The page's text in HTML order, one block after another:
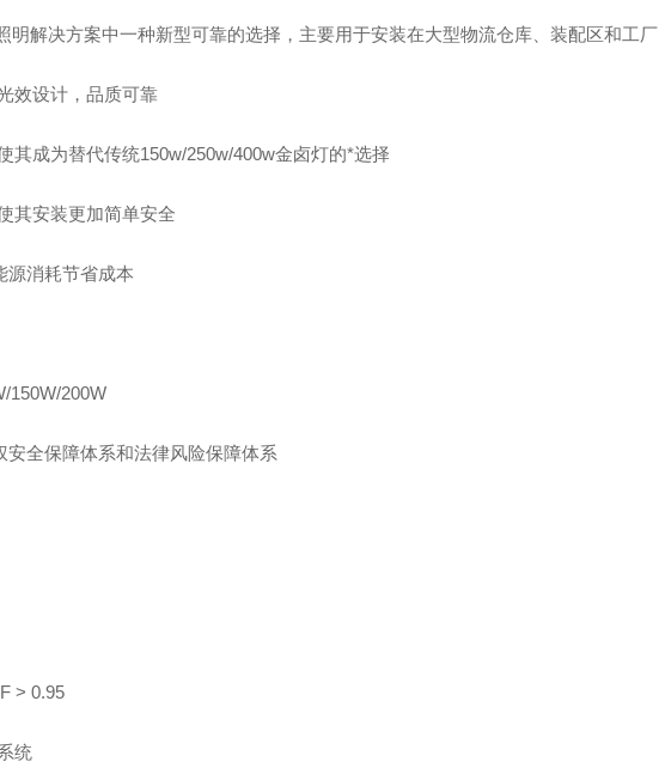
明解决方案中一种新型可靠的选择，主要用于安装在大型物流仓库、装配区和工厂
效设计，品质可靠
其成为替代传统150w/250w/400w金卤灯的*选择
其安装更加简单安全
源消耗节省成本
150W/200W
安全保障体系和法律风险保障体系
> 0.95
统